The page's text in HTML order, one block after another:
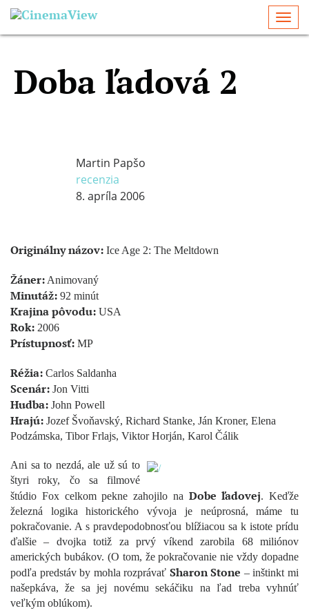
Doba ľadová 2
Martin Papšo
recenzia
8. apríla 2006
Originálny názov: Ice Age 2: The Meltdown
Žáner: Animovaný
Minutáž: 92 minút
Krajina pôvodu: USA
Rok: 2006
Prístupnosť: MP
Réžia: Carlos Saldanha
Scenár: Jon Vitti
Hudba: John Powell
Hrajú: Jozef Švoňavský, Richard Stanke, Ján Kroner, Elena
Podzámska, Tibor Frlajs, Viktor Horján, Karol Čálik
Ani sa to nezdá, ale už sú to
štyri roky, čo sa filmové
štúdio Fox celkom pekne zahojilo na Dobe ľadovej. Keďže
železná logika historického vývoja je neúprosná, máme tu
pokračovanie. A s pravdepodobnosťou blížiacou sa k istote prídu
ďalšie – dvojka totiž za prvý víkend zarobila 68 miliónov
amerických bubákov. (O tom, že pokračovanie nie vždy dopadne
podľa predstáv by mohla rozprávať Sharon Stone – inštinkt mi
našepkáva, že sa jej novému sekáčiku na ľad treba vyhnúť
veľkým oblúkom).